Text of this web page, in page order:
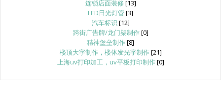
连锁店面装修 [13]
LED日光灯管[3]
汽车标识 [12]
跨街广告牌/龙门架制作[0]
精神堡垒制作[8]
楼顶大字制作，楼体发光字制作[21]
上海uv打印加工，uv平板打印制作[0]